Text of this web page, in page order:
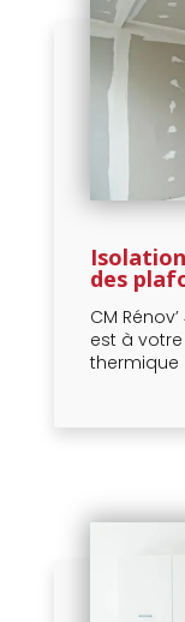
des
CM
est à
thermique